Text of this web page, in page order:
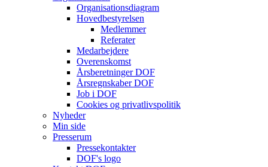
Organisationsdiagram
Hovedbestyrelsen
Medlemmer
Referater
Medarbejdere
Overenskomst
Årsberetninger DOF
Årsregnskaber DOF
Job i DOF
Cookies og privatlivspolitik
Nyheder
Min side
Presserum
Pressekontakter
DOF's logo